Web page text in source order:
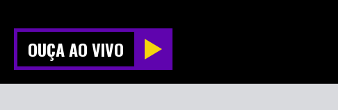
OUÇA AO VIVO